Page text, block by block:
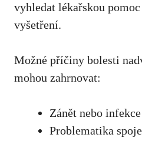
vyhledat lékařskou pomoc
vyšetření.
Možné příčiny bolesti
mohou zahrnovat:
Zánět nebo
Problematika